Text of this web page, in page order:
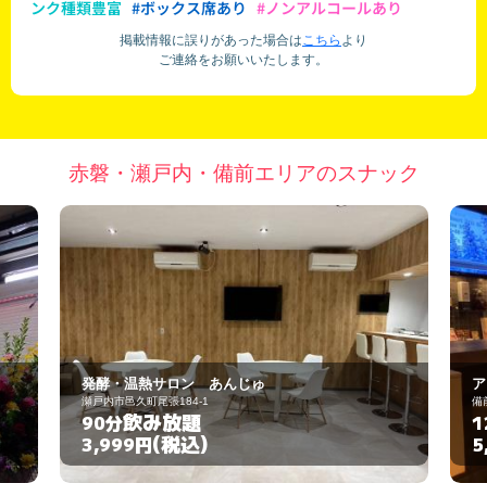
ンク種類豊富 #ボックス席あり #ノンアルコールあり
掲載情報に誤りがあった場合はこちら より
ご連絡をお願いいたします。
赤磐・瀬戸内・備前エリアのスナック
発酵・温熱サロン あんじゅ
瀬戸内市邑久町尾張184-1
90分飲み放題
3,999円(税込)
備